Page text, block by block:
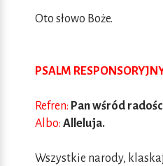
Oto słowo Boże.
PSALM
Refren: Pan wśród
Albo: Alleluja.
Wszystkie narody,